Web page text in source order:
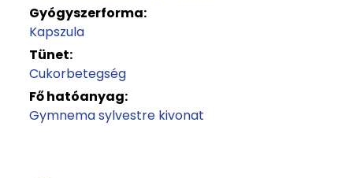
Gyógyszerforma:
Kapszula
Tünet:
Cukorbetegség
Fő hatóanyag:
Gymnema sylvestre kivonat